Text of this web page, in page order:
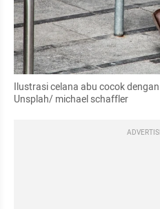
Ilustrasi celana abu cocok
Unsplah/ michael schaffler